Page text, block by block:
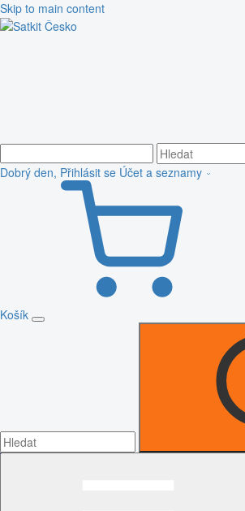
Skip to main content
Dobrý den, Přihlásit se Účet a seznamy
Košík